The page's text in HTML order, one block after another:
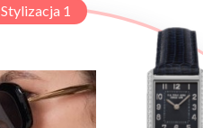
Stylizacja 1